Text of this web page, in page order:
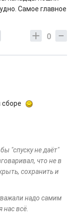
Самое главное
0
сборе
"спуску не даёт"
что не в
сохранить и
надо самим
нас всё.